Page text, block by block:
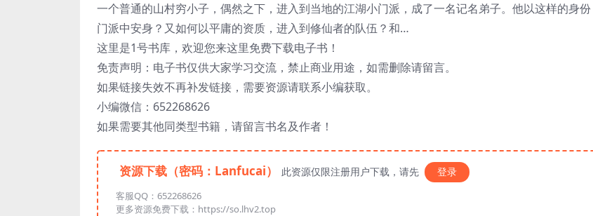
一个普通的山村穷小子，偶然之下，进入到当地的江湖小门派，成了一名记名弟子。他以这样的身
门派中安身？又如何以平庸的资质，进入到修仙者的队伍？和…
这里是1号书库，欢迎您来这里免费下载电子书！
免责声明：电子书仅供大家学习交流，禁止商业用途，如需删除请留言。
如果链接失效不再补发链接，需要资源请联系小编获取。
小编微信：652268626
如果需要其他同类型书籍，请留言书名及作者！
资源下载（密码：Lanfucai） 此资源仅限注册用户下载，请先 登录
客服QQ：652268626
更多资源免费下载：https://so.lhv2.top